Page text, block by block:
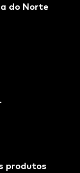
do Norte
produtos